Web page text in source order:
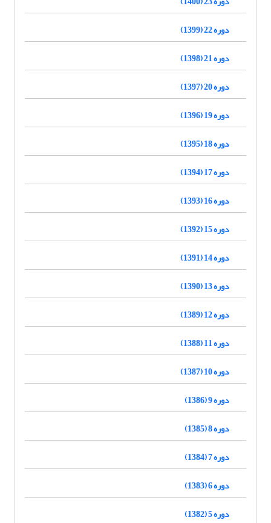
دوره 22 (1399)
دوره 21 (1398)
دوره 20 (1397)
دوره 19 (1396)
دوره 18 (1395)
دوره 17 (1394)
دوره 16 (1393)
دوره 15 (1392)
دوره 14 (1391)
دوره 13 (1390)
دوره 12 (1389)
دوره 11 (1388)
دوره 10 (1387)
دوره 9 (1386)
دوره 8 (1385)
دوره 7 (1384)
دوره 6 (1383)
دوره 5 (1382)